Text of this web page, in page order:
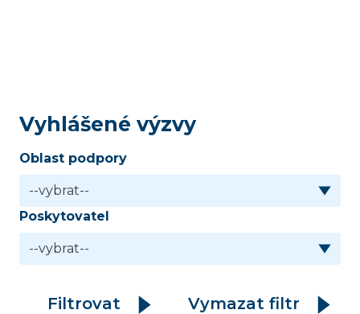
Vyhlášené výzvy
Oblast podpory
Poskytovatel
Filtrovat Vymazat filtr